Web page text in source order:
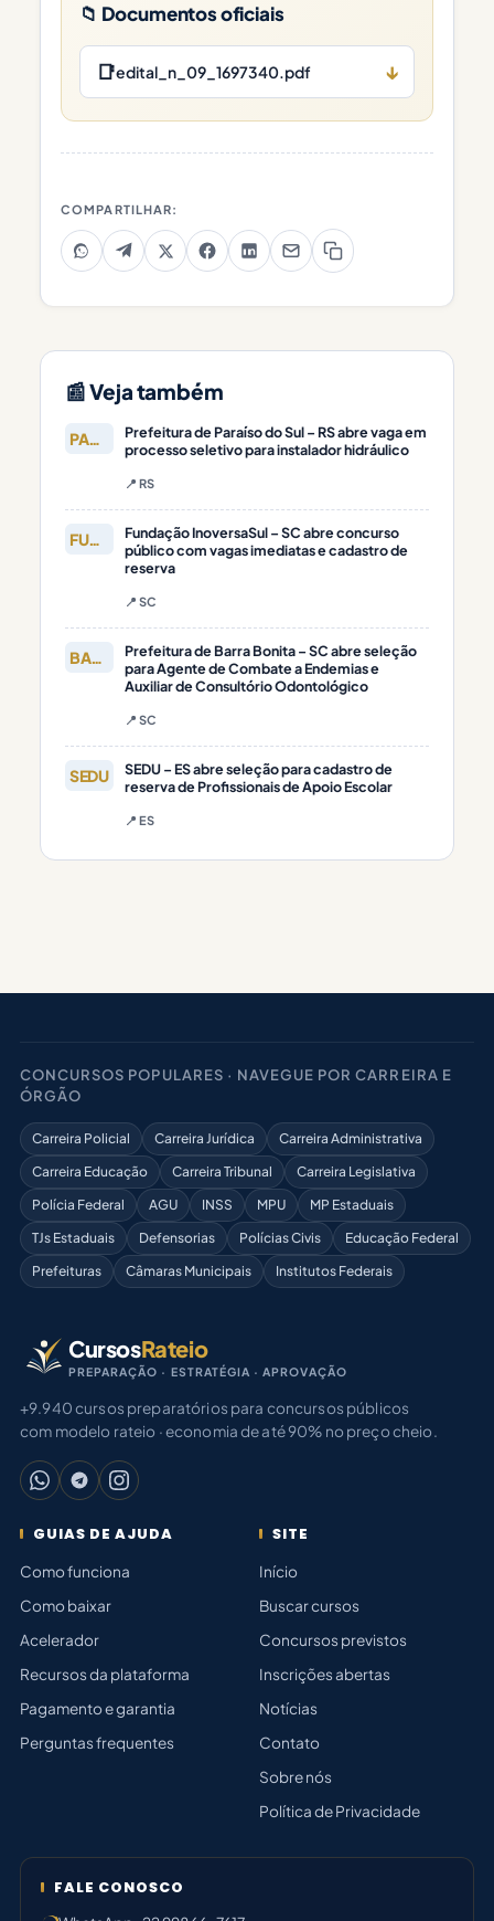
📁 Documentos oficiais
📑edital_n_09_1697340.pdf ↓
COMPARTILHAR:
📰 Veja também
PARAÍSO DO
Prefeitura de Paraíso do Sul – RS abre vaga em
processo seletivo para instalador hidráulico
📍 RS
FUNDAÇÃO
Fundação InoversaSul – SC abre concurso
público com vagas imediatas e cadastro de
reserva
📍 SC
BARRA
Prefeitura de Barra Bonita – SC abre seleção
para Agente de Combate a Endemias e
Auxiliar de Consultório Odontológico
📍 SC
SEDU
SEDU – ES abre seleção para cadastro de
reserva de Profissionais de Apoio Escolar
📍 ES
CONCURSOS POPULARES · NAVEGUE POR CARREIRA E
ÓRGÃO
Carreira Policial Carreira Jurídica
Carreira Administrativa
Carreira Educação
Carreira Tribunal
Carreira Legislativa
Polícia Federal
AGU INSS MPU
MP Estaduais
TJs Estaduais
Defensorias Polícias Civis
Educação Federal
Prefeituras
Câmaras Municipais Institutos Federais
CursosRateio
PREPARAÇÃO · ESTRATÉGIA · APROVAÇÃO
+9.940 cursos preparatórios para concursos públicos
com modelo rateio · economia de até 90% no preço cheio.
GUIAS DE AJUDA
Como funciona
Como baixar
Acelerador
Recursos da plataforma
Pagamento e garantia
Perguntas frequentes
SITE
Início
Buscar cursos
Concursos previstos
Inscrições abertas
Notícias
Contato
Sobre nós
Política de Privacidade
FALE CONOSCO